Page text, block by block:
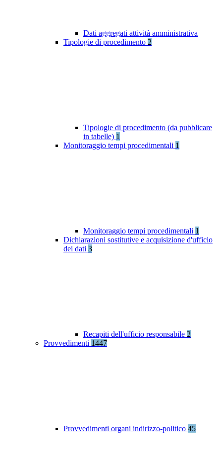
Dati aggregati attività amministrativa
Tipologie di procedimento 2
Tipologie di procedimento (da pubblicare
in tabelle) 1
Monitoraggio tempi procedimentali 1
Monitoraggio tempi procedimentali 1
Dichiarazioni sostitutive e acquisizione d'ufficio
dei dati 3
Recapiti dell'ufficio responsabile 2
Provvedimenti 1447
Provvedimenti organi indirizzo-politico 45